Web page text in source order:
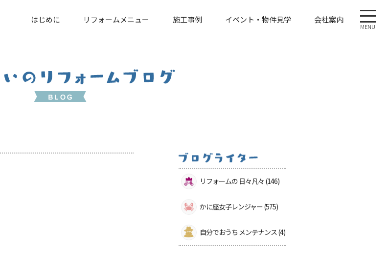
MENU
はじめに リフォームメニュー 施工事例 イベント・物件見学 会社案内
リフォームの 日々凡々 (146)
かに座女子レンジャー (575)
自分でおうち メンテナンス (4)